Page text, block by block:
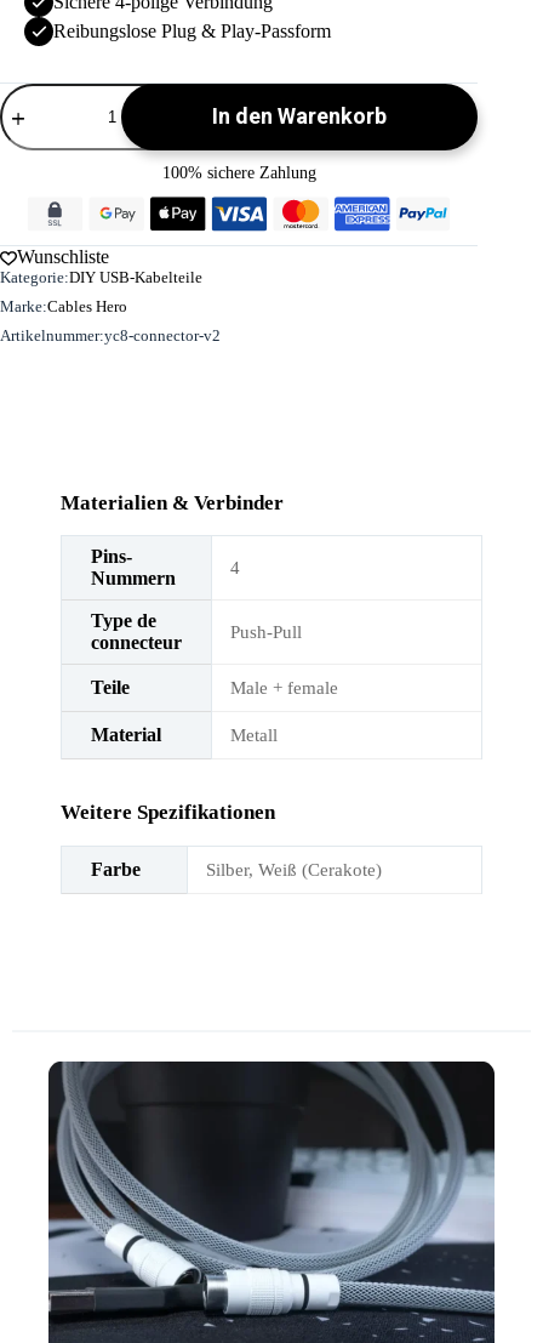
Reibungslose Plug & Play-Passform
YC8
Steckverbinder
-
V2
In den Warenkorb
100% sichere Zahlung
Wunschliste
Artikelnummer:yc8-connector-v2
Kategorie:DIY USB-Kabelteile
Marke:Cables Hero
Materialien & Verbinder
Pins-
Nummern
4
Type de
connecteur
Push-Pull
Teile Male + female
Material Metall
Weitere Spezifikationen
Farbe Silber, Weiß (Cerakote)